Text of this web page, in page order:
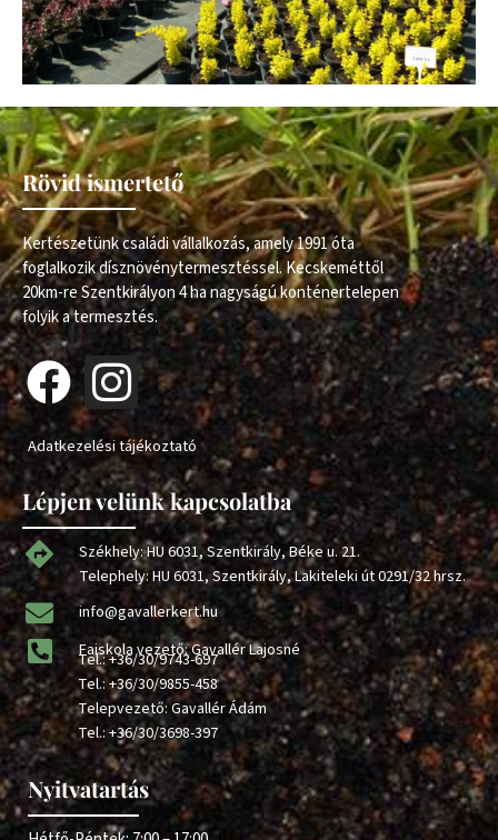
Rövid ismertető
Kertészetünk családi vállalkozás, amely 1991 óta
foglalkozik dísznövénytermesztéssel. Kecskeméttől
20km-re Szentkirályon 4 ha nagyságú konténertelepen
folyik a termesztés.
Adatkezelési tájékoztató
Lépjen velünk kapcsolatba
Székhely: HU 6031, Szentkirály, Béke u. 21.
Telephely: HU 6031, Szentkirály, Lakiteleki út 0291/32 hrsz.
info@gavallerkert.hu
Faiskola vezető: Gavallér Lajosné
Tel.:+36/30/9743-697
Tel.:+36/30/9855-458
Telepvezető: Gavallér Ádám
Tel.:+36/30/3698-397
Nyitvatartás